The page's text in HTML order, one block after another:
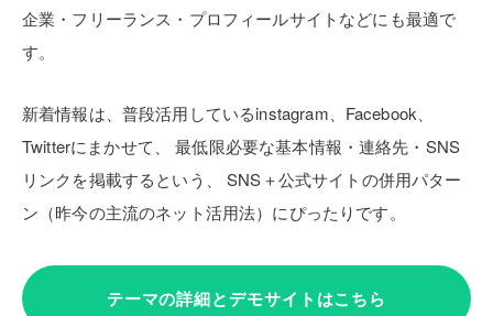
企業・フリーランス・プロフィールサイトなどにも最適で
す。
新着情報は、普段活用しているinstagram、Facebook、
Twitterにまかせて、
最低限必要な基本情報・連絡先・SNS
リンクを掲載するという、
SNS＋公式サイトの併用パター
ン（昨今の主流のネット活用法）にぴったりです。
テーマの詳細とデモサイトはこちら